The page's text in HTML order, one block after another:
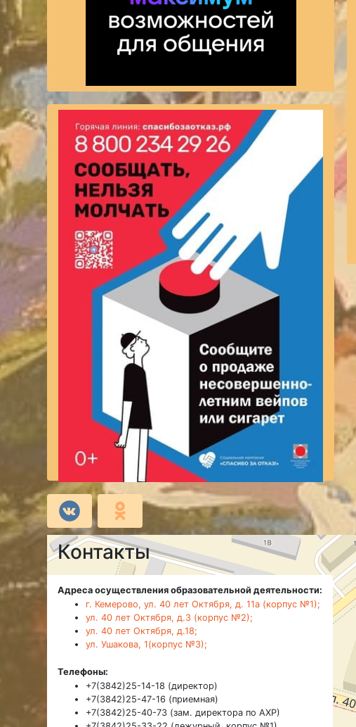
Контакты
Адреса осуществления образовательной деятельности:
г. Кемерово, ул. 40 лет Октября, д. 11а (корпус №1);
ул. 40 лет Октября, д.3 (корпус №2);
ул. 40 лет Октября, д.18;
ул. Ушакова, 1(корпус №3);
Телефоны:
+7(3842)25-14-18 (директор)
+7(3842)25-47-16 (приемная)
+7(3842)25-40-73 (зам. директора по АХР)